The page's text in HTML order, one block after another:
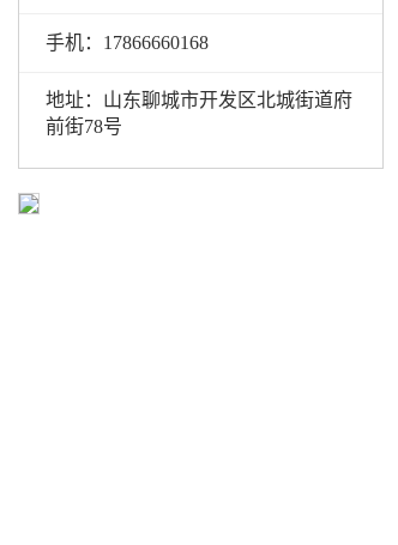
手机：17866660168
地址：山东聊城市开发区北城街道府
前街78号